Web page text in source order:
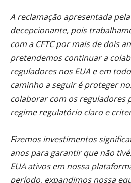
A reclamação apresentada pela
decepcionante, pois
com a CFTC por mais de dois
pretendemos continuar a
reguladores nos EUA e em
caminho a seguir é proteger
colaborar com os reguladores
regime regulatório claro e
Fizemos investimentos
anos para garantir que não
EUA ativos em nossa
período, expandimos nossa